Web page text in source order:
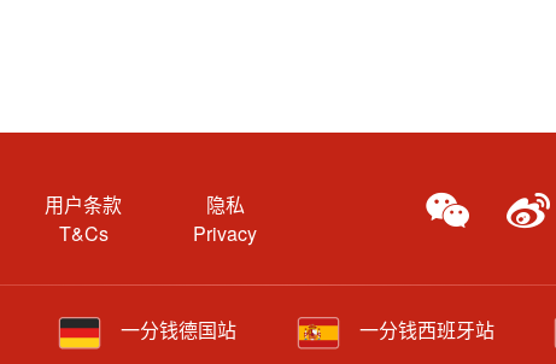
用户条款
T&Cs
隐私
Privacy
一分钱德国站 一分钱西班牙站